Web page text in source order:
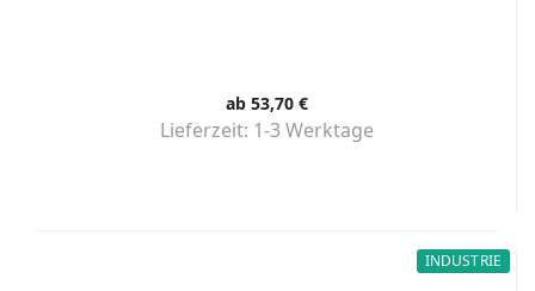
ab 53,70 €
Lieferzeit: 1-3 Werktage
INDUSTRIE